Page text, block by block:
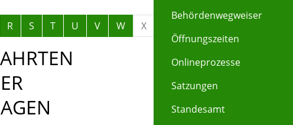
R S T U V W X
Behördenwegweiser
Öffnungszeiten
Onlineprozesse
Satzungen
Standesamt